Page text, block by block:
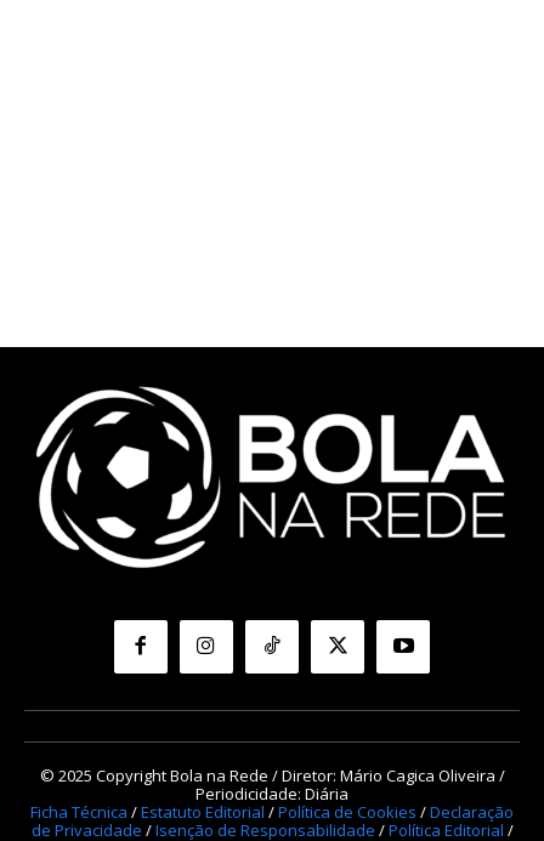
© 2025 Copyright Bola na Rede / Diretor: Mário Cagica Oliveira /
Periodicidade: Diária
Ficha Técnica /Estatuto Editorial /Política de Cookies /Declaração
de Privacidade /Isenção de Responsabilidade /Política Editorial /